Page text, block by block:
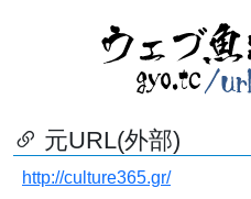
元URL(外部)
http://culture365.gr/